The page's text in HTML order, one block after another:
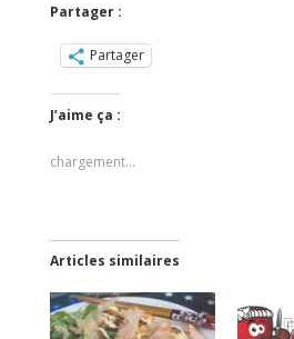
Partager :
Partager
J’aime ça :
chargement…
Articles similaires